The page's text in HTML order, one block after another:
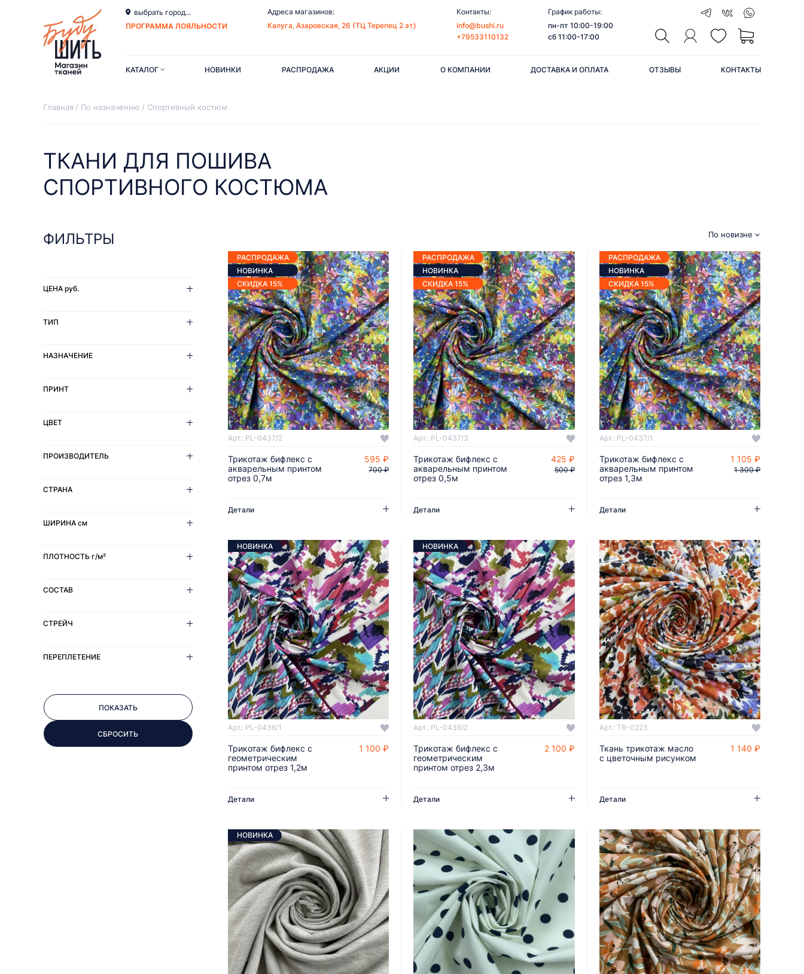
выбрать город...
ПРОГРАММА ЛОЯЛЬНОСТИ
Адреса магазинов:
Калуга, Азаровская, 26 (ТЦ Терепец 2 эт)
Контакты:
info@bushi.ru
+79533110132
График работы:
пн-пт 10:00-19:00
сб 11:00-17:00
КАТАЛОГ НОВИНКИ РАСПРОДАЖА АКЦИИ О КОМПАНИИ ДОСТАВКА И ОПЛАТА ОТЗЫВЫ КОНТАКТЫ
Главная По назначению Спортивный костюм
ТКАНИ ДЛЯ ПОШИВА
СПОРТИВНОГО КОСТЮМА
ФИЛЬТРЫ
ЦЕНА руб.
ТИП
НАЗНАЧЕНИЕ
ПРИНТ
ЦВЕТ
ПРОИЗВОДИТЕЛЬ
СТРАНА
ШИРИНА см
ПЛОТНОСТЬ г/м²
СОСТАВ
СТРЕЙЧ
ПЕРЕПЛЕТЕНИЕ
По новизне
ДОБАВИТЬ В КОРЗИНУ
РАСПРОДАЖА
НОВИНКА
СКИДКА 15%
Арт.: PL-0437/2
Трикотаж бифлекс с
акварельным принтом
отрез 0,7м
595 ₽
700 ₽
Детали
ДОБАВИТЬ В КОРЗИНУ
РАСПРОДАЖА
НОВИНКА
СКИДКА 15%
Арт.: PL-0437/3
Трикотаж бифлекс с
акварельным принтом
отрез 0,5м
425 ₽
500 ₽
Детали
ДОБАВИТЬ В КОРЗИНУ
РАСПРОДАЖА
НОВИНКА
СКИДКА 15%
Арт.: PL-0437/1
Трикотаж бифлекс с
акварельным принтом
отрез 1,3м
1 105 ₽
1 300 ₽
Детали
ДОБАВИТЬ В КОРЗИНУ
НОВИНКА
Арт.: PL-0436/1
Трикотаж бифлекс с
геометрическим
принтом отрез 1,2м
1 100 ₽
Детали
ДОБАВИТЬ В КОРЗИНУ
НОВИНКА
Арт.: PL-0436/2
Трикотаж бифлекс с
геометрическим
принтом отрез 2,3м
2 100 ₽
Детали
ДОБАВИТЬ В КОРЗИНУ
Арт.: TR-0223
Ткань трикотаж масло
с цветочным рисунком
1 140 ₽
Детали
НОВИНКА